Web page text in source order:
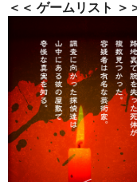
＜＜ ゲームリスト ＞